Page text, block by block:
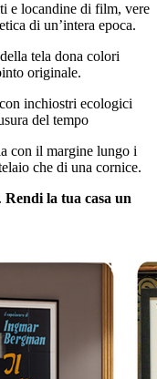
e locandine di film, vere
di un’intera epoca.
tela dona colori
originale.
inchiostri ecologici
del tempo
con il margine lungo i
che di una cornice.
Rendi la tua casa un